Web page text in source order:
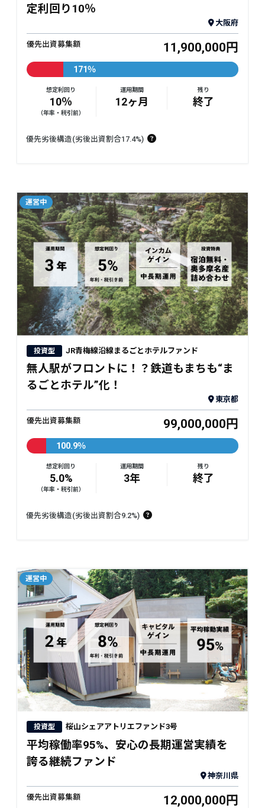
定利回り10％
大阪府
優先出資募集額 11,900,000円
171％
想定利回り
10％
（年率・税引前）
運用期間
12ヶ月
残り
終了
優先劣後構造(劣後出資割合17.4%)
投資型 JR青梅線沿線まるごとホテルファンド
無人駅がフロントに！？鉄道もまちも“ま
るごとホテル”化！
東京都
優先出資募集額 99,000,000円
100.9％
想定利回り
5.0%
（年率・税引前）
運用期間
3年
残り
終了
優先劣後構造(劣後出資割合9.2%)
投資型 桜山シェアアトリエファンド3号
平均稼働率95%、安心の長期運営実績を
誇る継続ファンド
神奈川県
優先出資募集額 12,000,000円